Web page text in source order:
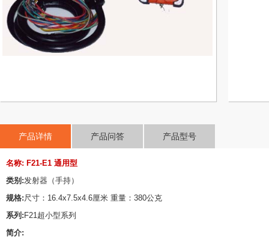
产品详情 产品问答 产品型号
名称: F21-E1 通用型
类别:发射器（手持）
规格:尺寸：16.4x7.5x4.6厘米 重量：380公克
系列: F21超小型系列
简介: